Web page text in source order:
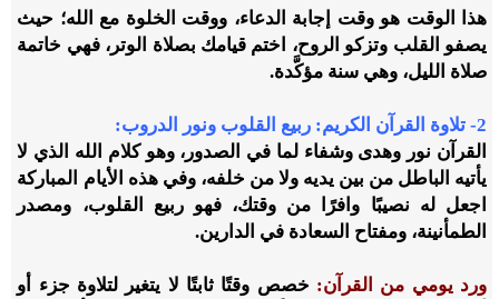
هذا الوقت هو وقت إجابة الدعاء، ووقت الخلوة مع الله؛ حيث
يصفو القلب وتزكو الروح، اختم قيامك بصلاة الوتر، فهي خاتمة
صلاة الليل، وهي سنة مؤكَّدة.
2- تلاوة القرآن الكريم: ربيع القلوب ونور الدروب
:
القرآن نور وهدى وشفاء لما في الصدور، وهو كلام الله الذي لا
يأتيه الباطل من بين يديه ولا من خلفه، وفي هذه الأيام المباركة
اجعل له نصيبًا وافرًا من وقتك، فهو ربيع القلوب، ومصدر
الطمأنينة، ومفتاح السعادة في الدارين.
ورد يومي من القرآن: خصص وقتًا ثابتًا لا يتغير لتلاوة جزء أو